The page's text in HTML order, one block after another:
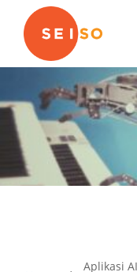
Aplikasi